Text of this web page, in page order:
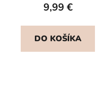
9,99 €
DO KOŠÍKA